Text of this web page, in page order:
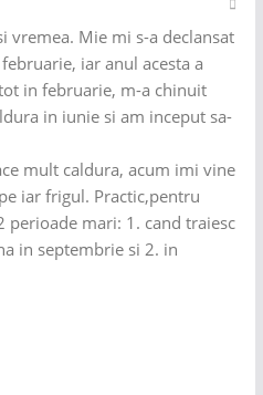
vremea. Mie mi s-a declansat
iar anul acesta a
in februarie, m-a chinuit
in iunie si am inceput sa-
mult caldura, acum imi vine
iar frigul. Practic,pentru
mari: 1. cand traiesc
in septembrie si 2. in